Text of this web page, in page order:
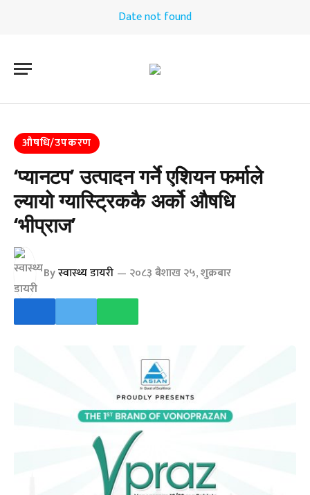
Date not found
औषधि/उपकरण
‘प्यानटप’ उत्पादन गर्ने एशियन फर्माले
ल्यायो ग्यास्ट्रिककै अर्को औषधि
‘भीप्राज’
Byस्वास्थ्य डायरी २०८३ बैशाख २५, शुक्रबार